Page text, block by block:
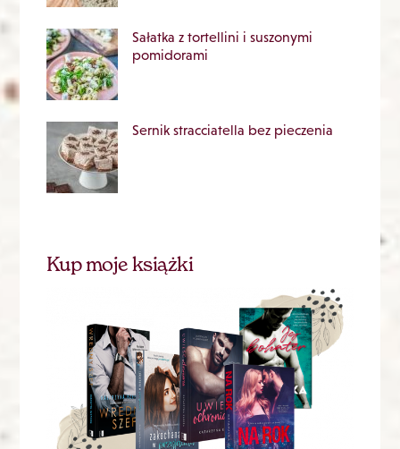
Sałatka z tortellini i suszonymi
pomidorami
Sernik stracciatella bez pieczenia
Kup moje książki